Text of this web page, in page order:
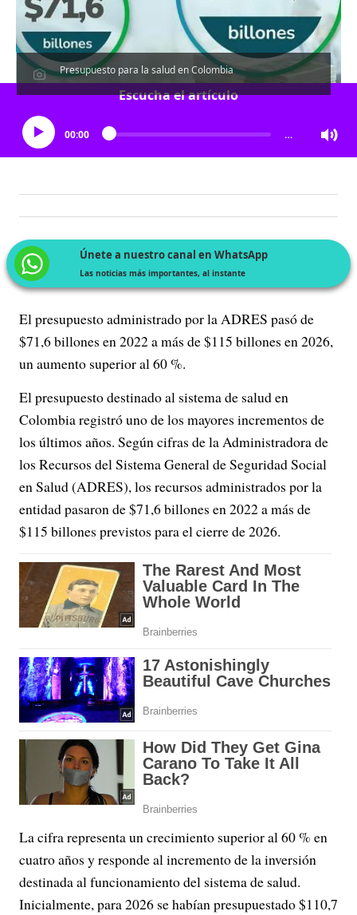
Presupuesto para la salud en Colombia
Escucha el artículo
00:00 …
Únete a nuestro canal en WhatsApp
Las noticias más importantes, al instante
El presupuesto administrado por la ADRES pasó de
$71,6 billones en 2022 a más de $115 billones en 2026,
un aumento superior al 60 %.
El presupuesto destinado al sistema de salud en
Colombia registró uno de los mayores incrementos de
los últimos años. Según cifras de la Administradora de
los Recursos del Sistema General de Seguridad Social
en Salud (ADRES), los recursos administrados por la
entidad pasaron de $71,6 billones en 2022 a más de
$115 billones previstos para el cierre de 2026.
La cifra representa un crecimiento superior al 60 % en
cuatro años y responde al incremento de la inversión
destinada al funcionamiento del sistema de salud.
Inicialmente, para 2026 se habían presupuestado $110,7